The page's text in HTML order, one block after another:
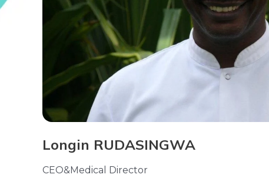
Longin RUDASINGWA
CEO&Medical Director